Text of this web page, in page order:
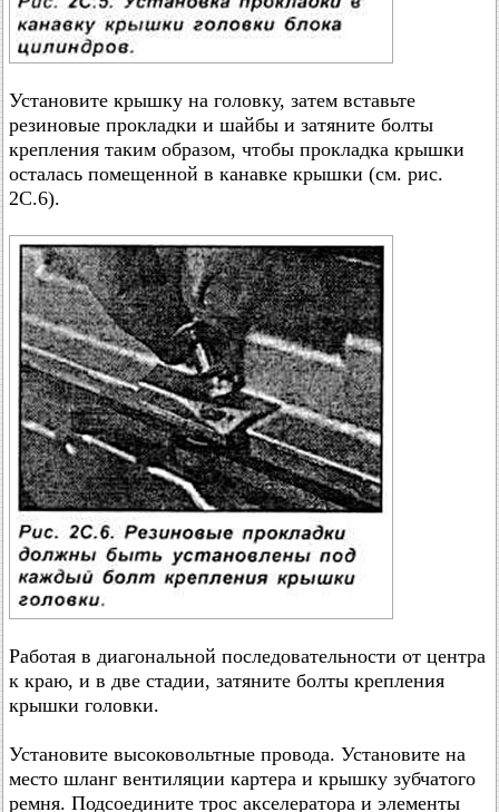
Установите крышку на головку, затем вставьте
резиновые прокладки и шайбы и затяните болты
крепления таким образом, чтобы прокладка крышки
осталась помещенной в канавке крышки (см. рис.
2С.6).
Работая в диагональной последовательности от центра
к краю, и в две стадии, затяните болты крепления
крышки головки.
Установите высоковольтные провода. Установите на
место шланг вентиляции картера и крышку зубчатого
ремня. Подсоедините трос акселератора и элементы